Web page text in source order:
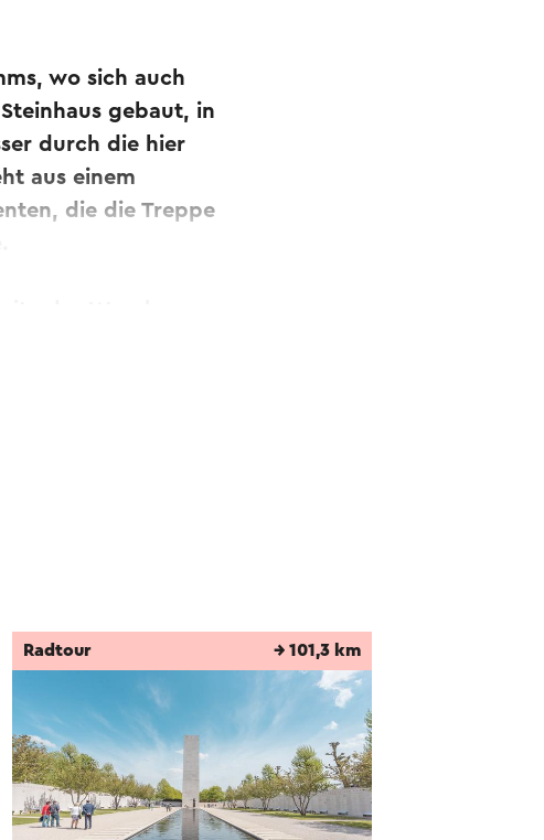
wo sich auch
gebaut, in
durch die hier
aus einem
die die Treppe
des Waschraums
mit Vieh darstellt.
Radtour → 101,3 km